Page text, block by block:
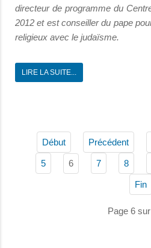
directeur de programme du
2012 et est conseiller du pape
religieux avec le judaïsme.
LIRE LA SUITE...
Début Précédent
5 6 7 8
Fin
Page 6